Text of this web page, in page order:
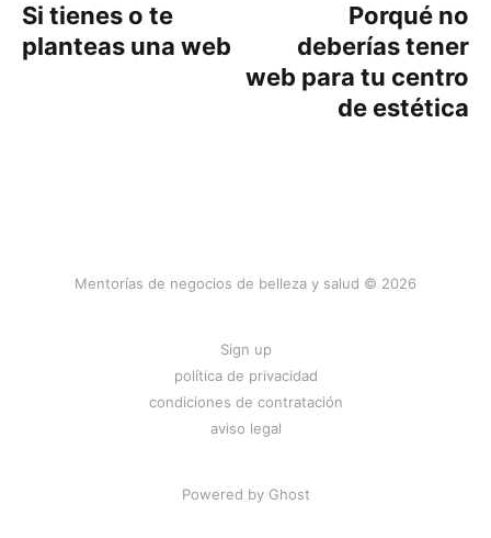
Si tienes o te
planteas una web
Porqué no
deberías tener
web para tu centro
de estética
Mentorías de negocios de belleza y salud © 2026
Sign up
política de privacidad
condiciones de contratación
aviso legal
Powered by Ghost